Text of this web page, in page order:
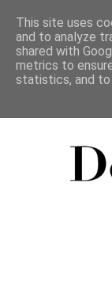
This site uses
and to analyze
shared with
metrics to
statistics, and to